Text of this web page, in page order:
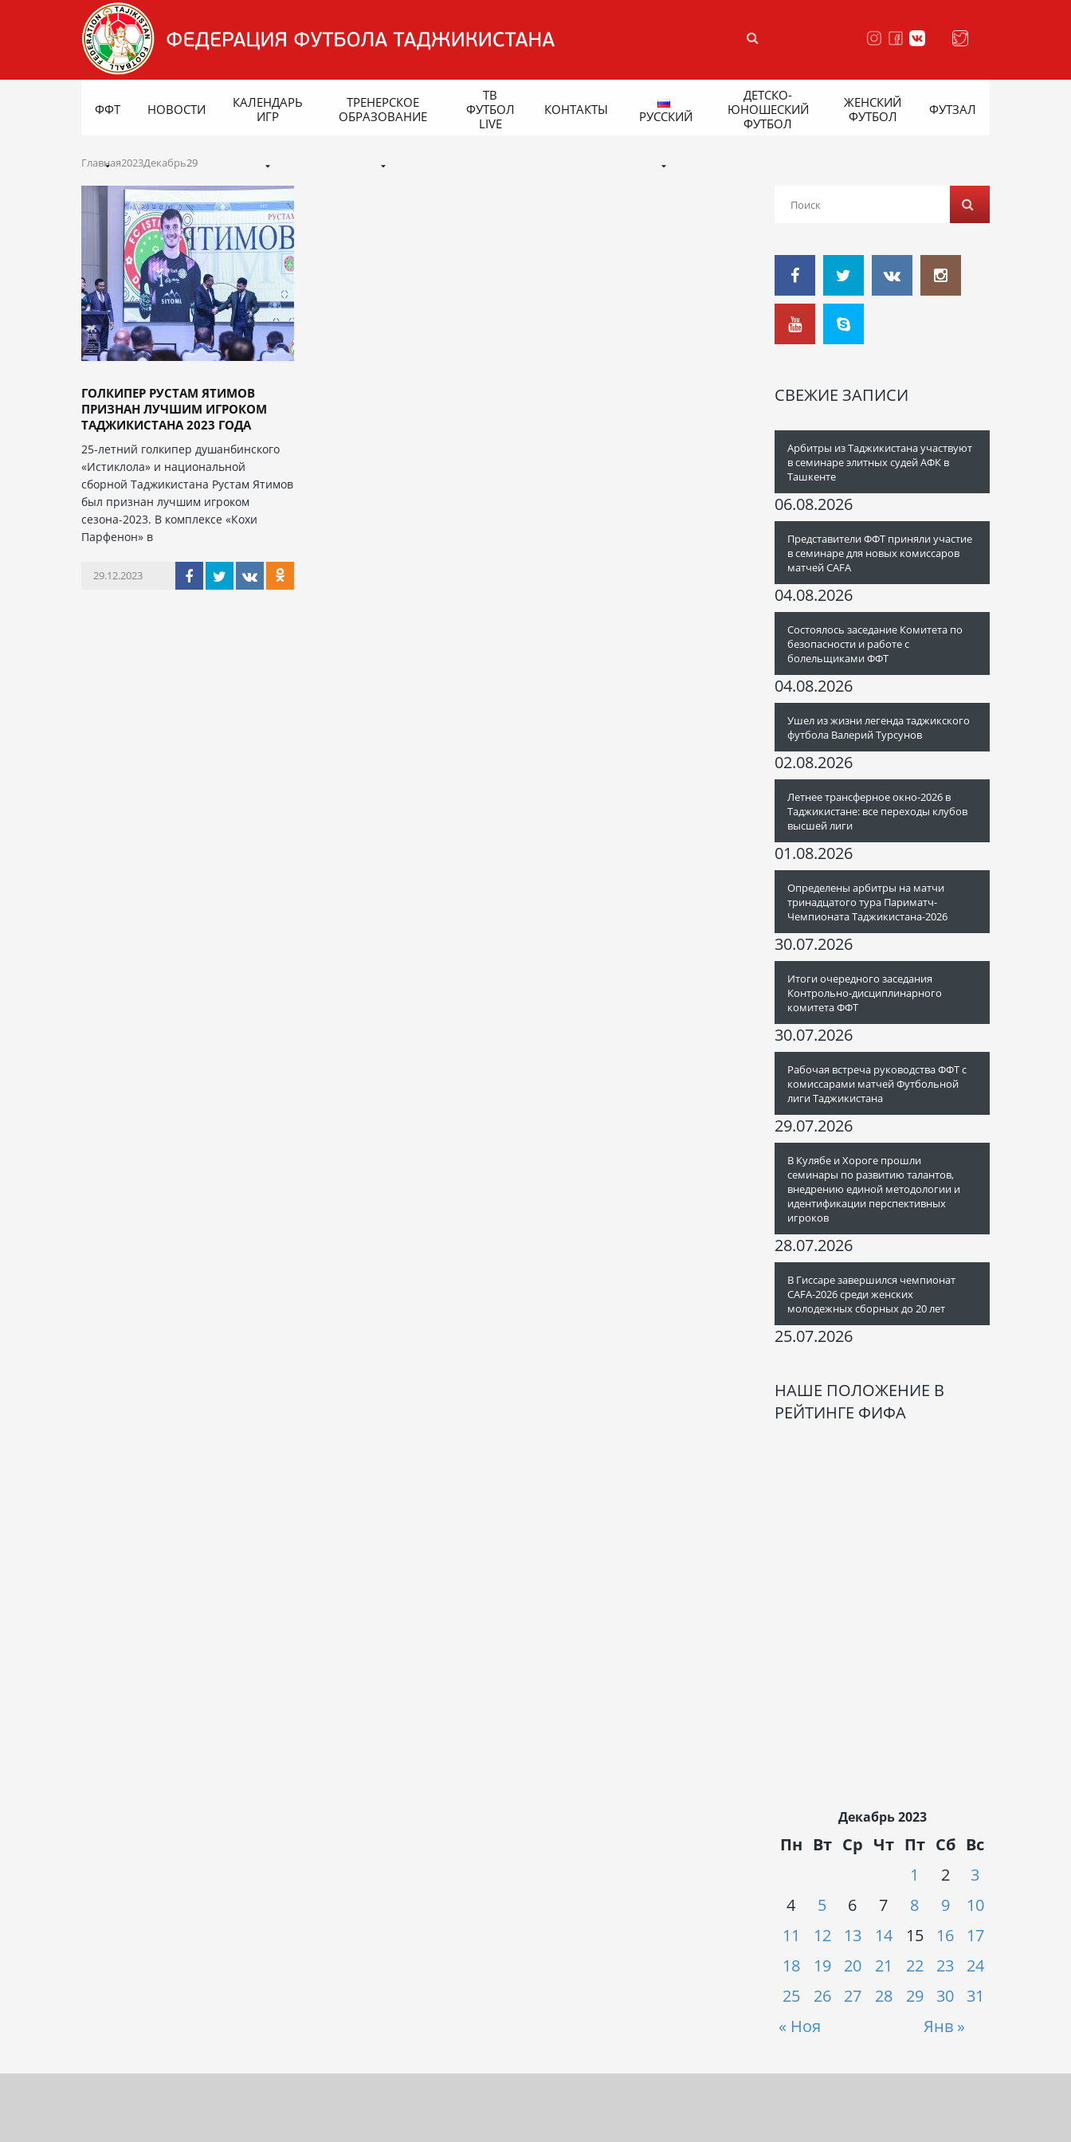
ФФТ НОВОСТИ
КАЛЕНДАРЬ
ИГР
ТРЕНЕРСКОЕ
ОБРАЗОВАНИЕ
ТВ
ФУТБОЛ
LIVE
КОНТАКТЫ РУССКИЙ
ДЕТСКО-
ЮНОШЕСКИЙ
ФУТБОЛ
ЖЕНСКИЙ
ФУТБОЛ
ФУТЗАЛ
Главная2023Декабрь29
ГОЛКИПЕР РУСТАМ ЯТИМОВ
ПРИЗНАН ЛУЧШИМ ИГРОКОМ
ТАДЖИКИСТАНА 2023 ГОДА
25-летний голкипер душанбинского
«Истиклола» и национальной
сборной Таджикистана Рустам Ятимов
был признан лучшим игроком
сезона-2023. В комплексе «Кохи
Парфенон» в
29.12.2023
СВЕЖИЕ ЗАПИСИ
Арбитры из Таджикистана участвуют
в семинаре элитных судей АФК в
Ташкенте
06.08.2026
Представители ФФТ приняли участие
в семинаре для новых комиссаров
матчей CAFA
04.08.2026
Состоялось заседание Комитета по
безопасности и работе с
болельщиками ФФТ
04.08.2026
Ушел из жизни легенда таджикского
футбола Валерий Турсунов
02.08.2026
Летнее трансферное окно-2026 в
Таджикистане: все переходы клубов
высшей лиги
01.08.2026
Определены арбитры на матчи
тринадцатого тура Париматч-
Чемпионата Таджикистана-2026
30.07.2026
Итоги очередного заседания
Контрольно-дисциплинарного
комитета ФФТ
30.07.2026
Рабочая встреча руководства ФФТ с
комиссарами матчей Футбольной
лиги Таджикистана
29.07.2026
В Кулябе и Хороге прошли
семинары по развитию талантов,
внедрению единой методологии и
идентификации перспективных
игроков
28.07.2026
В Гиссаре завершился чемпионат
CAFA-2026 среди женских
молодежных сборных до 20 лет
25.07.2026
НАШЕ ПОЛОЖЕНИЕ В
РЕЙТИНГЕ ФИФА
Декабрь 2023
Пн Вт Ср Чт Пт Сб Вс
« Ноя Янв »
1 2
3
4
5 6 7 8 9
10
11
12 13 14 15 16
17
18
19 20 21 22 23
24
25
26 27 28 29 30 31